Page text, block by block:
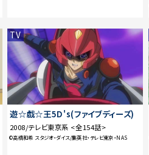
TV
遊☆戯☆王5D's(ファイブディーズ)
2008/テレビ東京系 <全154話>
©高橋和希 スタジオ・ダイス/集英社・テレビ東京・NAS